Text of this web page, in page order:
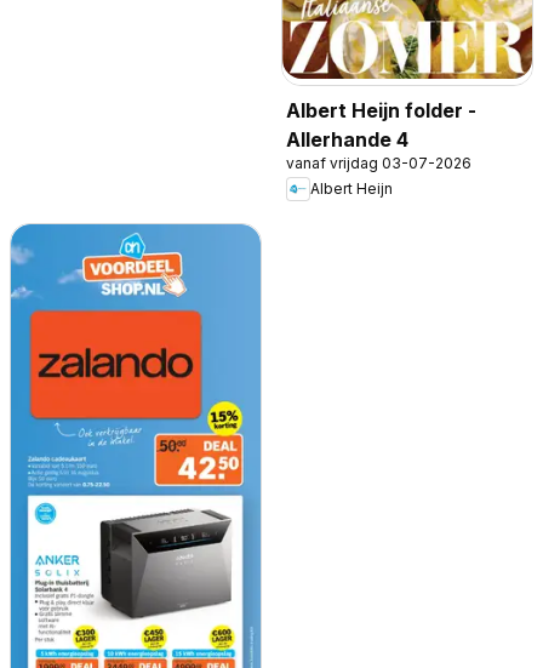
Albert Heijn folder -
Allerhande 4
vanaf vrijdag 03-07-2026
Albert Heijn